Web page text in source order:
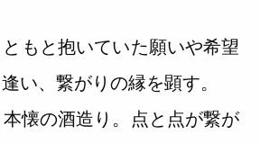
もと抱いていた願いや希望
い、繋がりの縁を顕す。
懐の酒造り。点と点が繋が